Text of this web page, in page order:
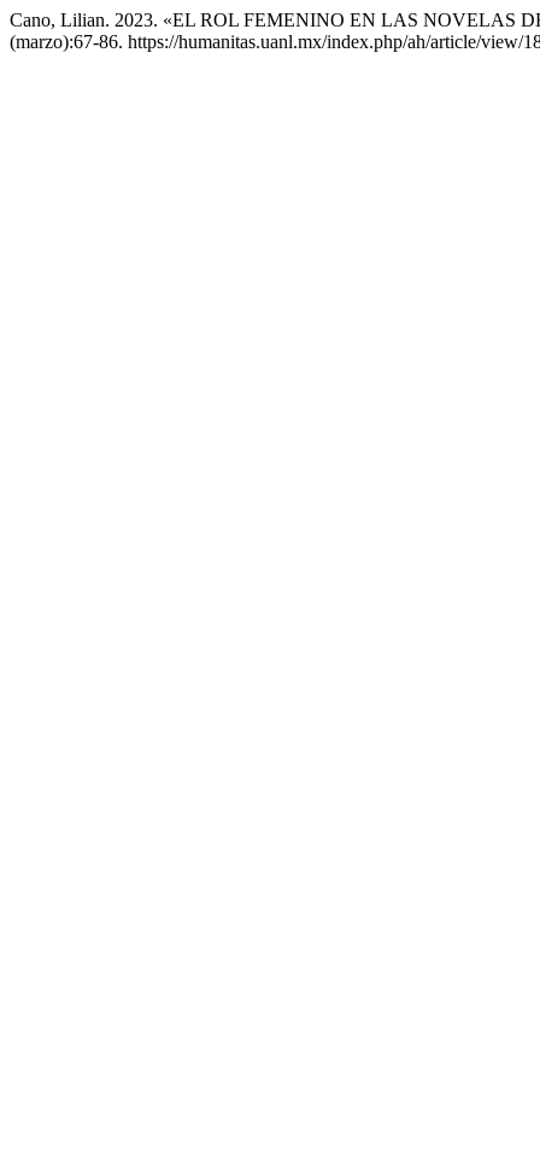
Cano, Lilian. 2023. «EL ROL FEMENINO EN LAS NOVELAS
(marzo):67-86. https://humanitas.uanl.mx/index.php/ah/article/view/